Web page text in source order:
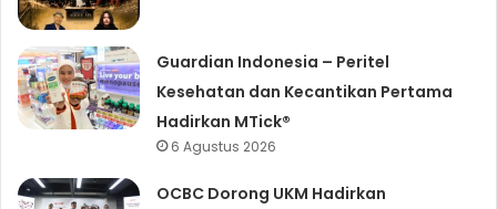
Guardian Indonesia – Peritel
Kesehatan dan Kecantikan Pertama
Hadirkan MTick®
6 Agustus 2026
OCBC Dorong UKM Hadirkan